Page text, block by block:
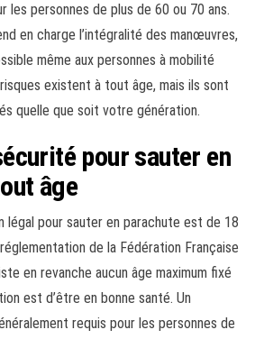
les personnes de plus de 60 ou 70 ans.
en charge l’intégralité des manœuvres,
même aux personnes à mobilité
existent à tout âge, mais ils sont
quelle que soit votre génération.
pour sauter en
âge
légal pour sauter en parachute est de 18
de la Fédération Française
en revanche aucun âge maximum fixé
est d’être en bonne santé. Un
requis pour les personnes de